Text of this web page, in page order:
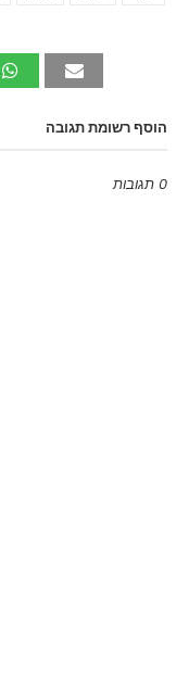
הוסף רשומת תגובה
0 תגובות